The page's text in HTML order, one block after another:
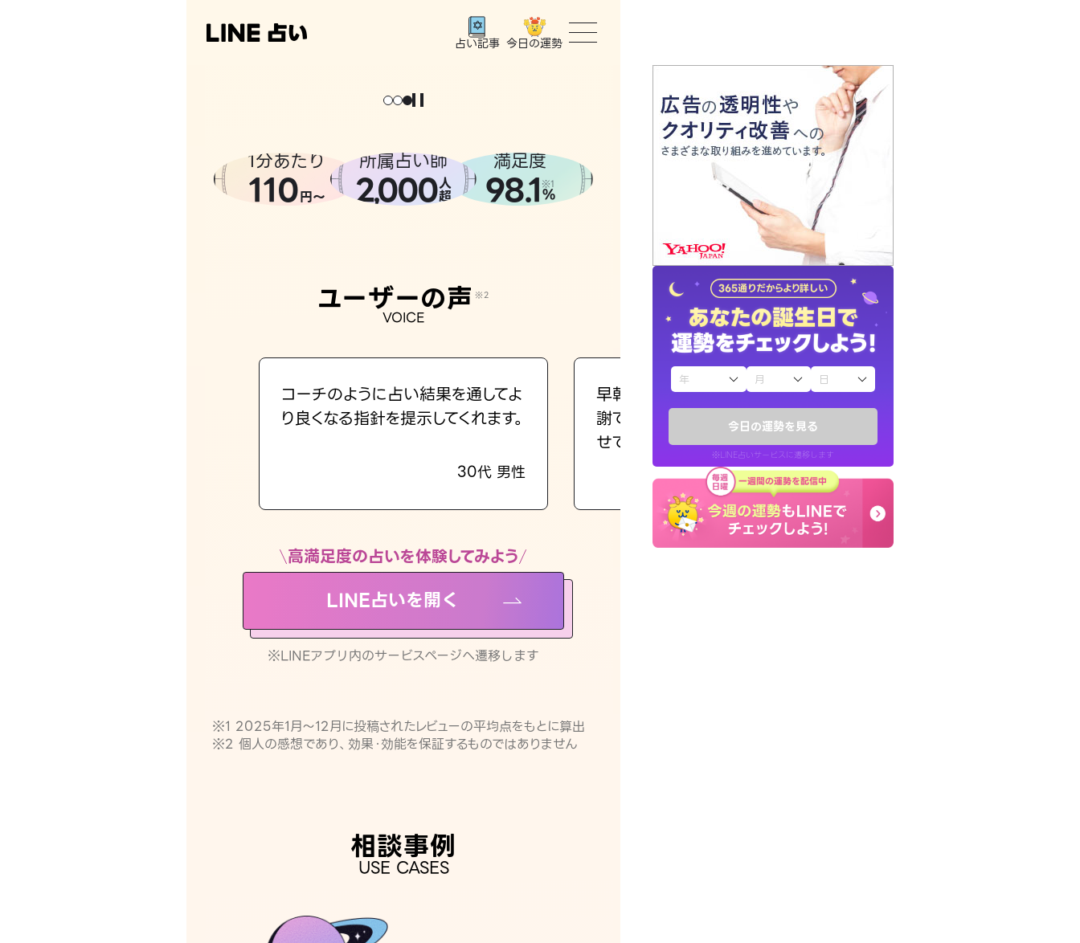
今日の運勢を見る
※LINE占いサービスに遷移します
占い記事 今日の運勢
トップ
ユーザーの声
占いの流れ
おすすめの占い師
よくある質問
えもじの子（占）12星座占い
お知らせ
。
1分あたり
110円〜
所属占い師
2,000人
超
満足度
98.1 ※1
%
ユーザーの声 ※2
VOICE
コーチのように占い結果を通してよ
り良くなる指針を提示してくれます。
30代 男性
早朝にも関わらず鑑定いただき感
謝です。私のままでいいんだと思わ
せてくれます。
40代 女性
高満足度の占いを体験してみよう
LINE占いを開く
※LINEアプリ内のサービスページへ遷移します
※1 2025年1月〜12月に投稿されたレビューの平均点をもとに算出
※2 個人の感想であり、効果・効能を保証するものではありません
相談事例
USE CASES